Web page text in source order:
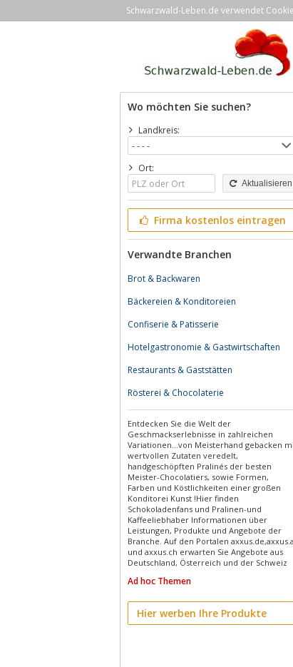
Schwarzwald-Leben.de verwendet
Wo möchten Sie suchen?
Landkreis:
Ort:
Aktualisieren
Firma kostenlos eintragen
Verwandte Branchen
Brot & Backwaren
Bäckereien & Konditoreien
Confiserie & Patisserie
Hotelgastronomie & Gastwirtschaften
Restaurants & Gaststätten
Rösterei & Chocolaterie
Entdecken Sie die Welt der
Geschmackserlebnisse in zahlreichen
Variationen...von Meisterhand gebacken
wertvollen Zutaten veredelt,
handgeschöpften Pralinés der besten
Meister-Chocolatiers, sowie Formen,
Farben und Köstlichkeiten einer großen
Konditorei Kunst !Hier finden
Schokoladenfans und Pralinen-und
Kaffeeliebhaber Informationen über
Leistungen, Produkte und Angebote der
Branche. Auf den Portalen
und axxus.ch erwarten Sie Angebote aus
Deutschland, Österreich und der Schweiz
Ad hoc Themen
Hier werben Ihre Produkte